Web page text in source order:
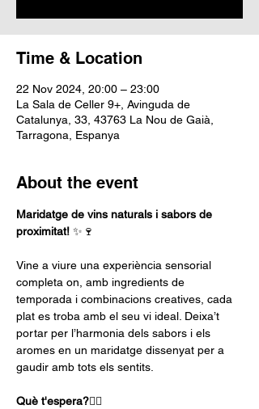
Time & Location
22 Nov 2024, 20:00 – 23:00
La Sala de Celler 9+, Avinguda de
Catalunya, 33, 43763 La Nou de Gaià,
Tarragona, Espanya
About the event
Maridatge de vins naturals i sabors de
proximitat! ✨🍷
Vine a viure una experiència sensorial
completa on, amb ingredients de
temporada i combinacions creatives, cada
plat es troba amb el seu vi ideal. Deixa’t
portar per l’harmonia dels sabors i els
aromes en un maridatge dissenyat per a
gaudir amb tots els sentits.
Què t'espera?❤️‍🔥